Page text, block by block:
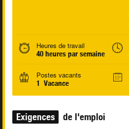
Heures de travail
40 heures par semaine
Postes vacants
1 Vacance
Exigences de l'emploi